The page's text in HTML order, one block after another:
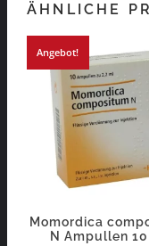
ÄHNLICHE
Angebot!
Momordica
N Ampullen